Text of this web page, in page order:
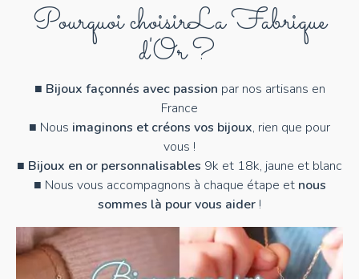
Pourquoi choisirLa Fabrique
d'Or ?
■ Bijoux façonnés avec passion par nos artisans en
France
■ Nous imaginons et créons vos bijoux, rien que pour
vous !
■ Bijoux en or personnalisables 9k et 18k, jaune et blanc
■ Nous vous accompagnons à chaque étape et nous
sommes là pour vous aider !